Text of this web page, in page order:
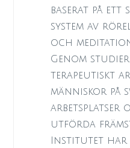
baserat på
system av
och
Genom
terapeutiskt
människor på
arbetsplatser
utförda
Institutet har